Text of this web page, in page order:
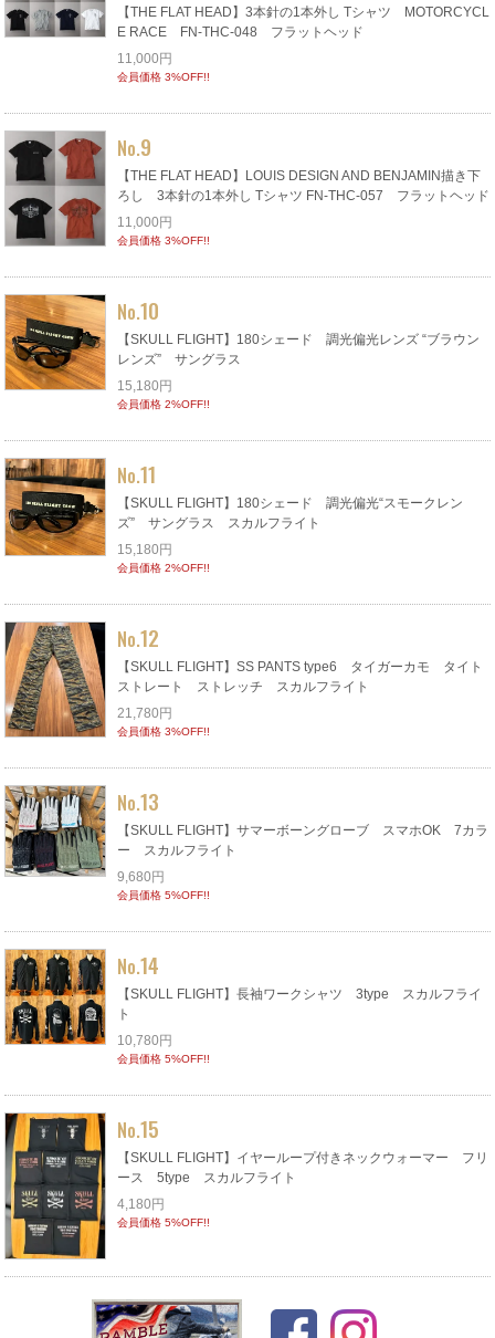
【THE FLAT HEAD】3本針の1本外し Tシャツ MOTORCYCL
E RACE FN-THC-048 フラットヘッド
11,000円
会員価格 3%OFF!!
No.9
【THE FLAT HEAD】LOUIS DESIGN AND BENJAMIN描き下
ろし 3本針の1本外し Tシャツ FN-THC-057 フラットヘッド
11,000円
会員価格 3%OFF!!
No.10
【SKULL FLIGHT】180シェード 調光偏光レンズ “ブラウン
レンズ” サングラス
15,180円
会員価格 2%OFF!!
No.11
【SKULL FLIGHT】180シェード 調光偏光“スモークレン
ズ” サングラス スカルフライト
15,180円
会員価格 2%OFF!!
No.12
【SKULL FLIGHT】SS PANTS type6 タイガーカモ タイト
ストレート ストレッチ スカルフライト
21,780円
会員価格 3%OFF!!
No.13
【SKULL FLIGHT】サマーボーングローブ スマホOK 7カラ
ー スカルフライト
9,680円
会員価格 5%OFF!!
No.14
【SKULL FLIGHT】長袖ワークシャツ 3type スカルフライ
ト
10,780円
会員価格 5%OFF!!
No.15
【SKULL FLIGHT】イヤーループ付きネックウォーマー フリ
ース 5type スカルフライト
4,180円
会員価格 5%OFF!!